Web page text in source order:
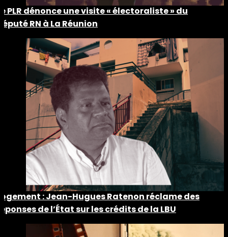
PLR dénonce une visite « électoraliste » du
RN à La Réunion
: Jean-Hugues Ratenon réclame des
de l’État sur les crédits de la LBU